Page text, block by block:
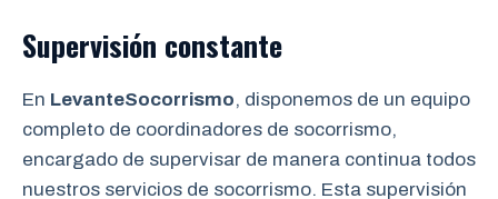
Supervisión constante
En LevanteSocorrismo, disponemos de un equipo
completo de coordinadores de socorrismo,
encargado de supervisar de manera continua todos
nuestros servicios de socorrismo. Esta supervisión